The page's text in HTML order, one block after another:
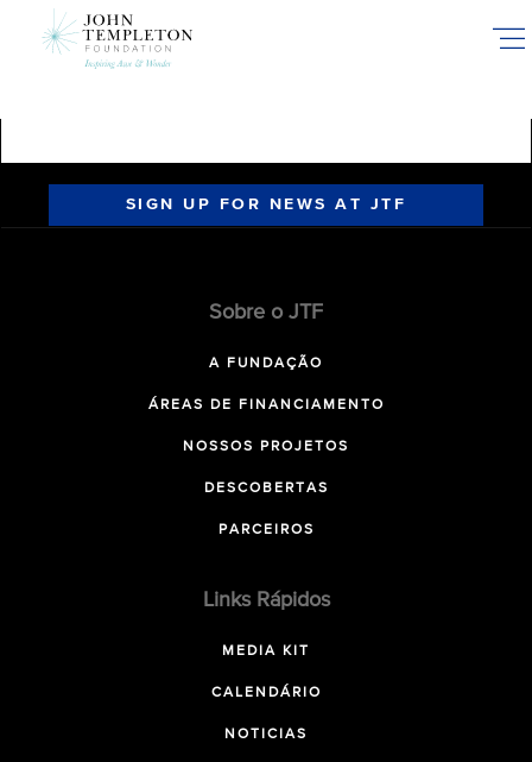
SIGN UP FOR NEWS AT JTF
Sobre o JTF
A FUNDAÇÃO
ÁREAS DE FINANCIAMENTO
NOSSOS PROJETOS
DESCOBERTAS
PARCEIROS
Links Rápidos
MEDIA KIT
CALENDÁRIO
NOTICIAS